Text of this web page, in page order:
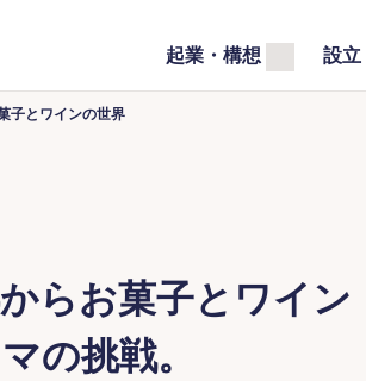
起業・構想 設
子とワインの世界
らお菓子とワイン
の挑戦。